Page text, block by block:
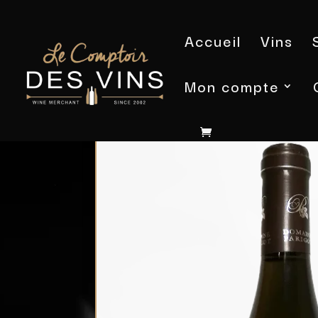
Accueil Vins
Mon compte